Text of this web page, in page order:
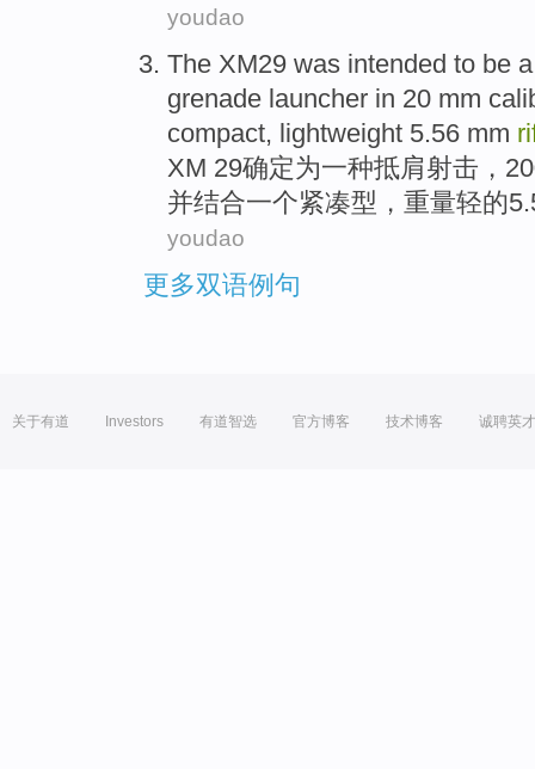
youdao
The XM29 was intended to be a
grenade launcher in 20 mm
compact, lightweight 5.56 mm
XM 29确定为一种抵肩射击 ， 20
并结合一个紧凑型 ， 重量轻的
youdao
更多双语例句
关于有道 Investors 有道智选 官方博客 技术博客 诚聘英才